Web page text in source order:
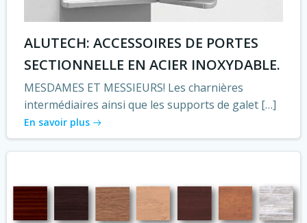
ALUTECH: ACCESSOIRES DE PORTES
SECTIONNELLE EN ACIER INOXYDABLE.
MESDAMES ET MESSIEURS! Les charnières
intermédiaires ainsi que les sup­ports de galet […]
En savoir plus